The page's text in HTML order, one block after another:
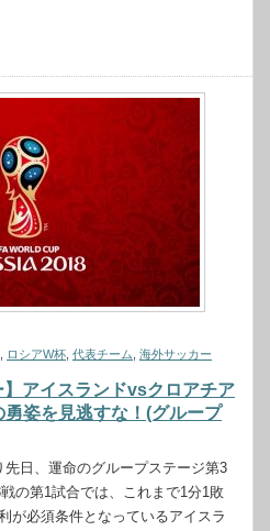
ロシアW杯 代表チーム 海外サッカー
】アイスランドvsクロアチア
勇姿を見逃すな！(グループ
日、運命のグループステージ第3
の第1試合では、これまで1分1敗
が必須条件となっているアイスラ